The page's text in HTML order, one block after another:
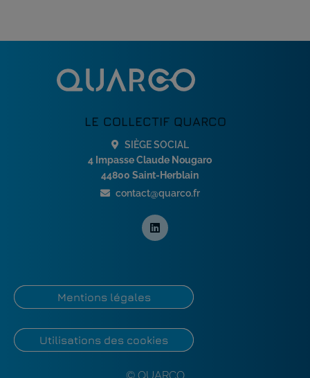
LE COLLECTIF QUARCO
SIÈGE SOCIAL
4 Impasse Claude Nougaro
44800 Saint-Herblain
contact@quarco.fr
Mentions légales
Utilisations des cookies